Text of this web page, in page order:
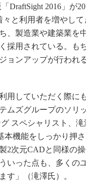
DraftSight 2016」が
と利用者を増やし
、製造業や建築業を
採用されている。も
ョンアップが行われ
用していただく際に
ムズグループのソリ
スペシャリスト、
本機能をしっかり押
2次元CADと同様の
いった点も、多くの
す」（滝澤氏）。